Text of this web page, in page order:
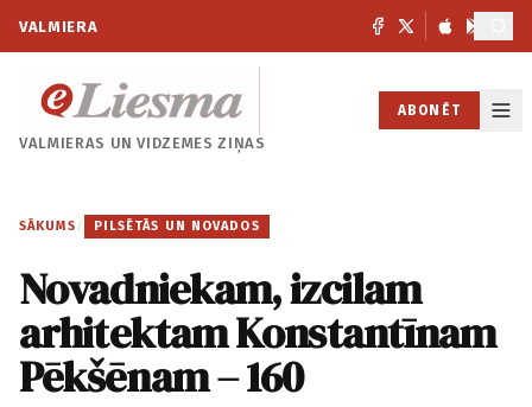
VALMIERA
VALMIERAS UNVIDZEMES ZIŅAS
ABONĒT
SĀKUMS / PILSĒTĀS UN NOVADOS
Novadniekam, izcilam
arhitektam Konstantīnam
Pēkšēnam – 160